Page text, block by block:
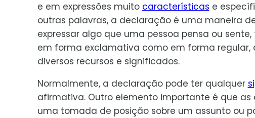
e em expressões muito características e
outras palavras, a declaração é uma maneira
expressar algo que uma pessoa pensa ou
em forma exclamativa como em forma regular,
diversos recursos e significados.
Normalmente, a declaração pode ter qualquer
afirmativa. Outro elemento importante é que
uma tomada de posição sobre um assunto ou